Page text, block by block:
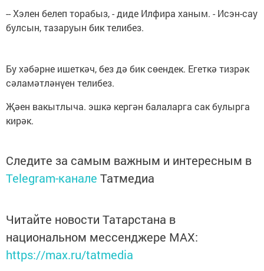
-- Хэлен белеп торабыз, - диде Илфира ханым. - Исэн-сау
булсын, тазаруын бик телибез.
Бу хәбәрне ишеткәч, без дә бик сөендек. Егеткә тизрәк
сәламәтләнүен телибез.
Җәен вакытлыча. эшкә кергән балаларга сак булырга
кирәк.
Следите за самым важным и интересным в
Telegram-канале Татмедиа
Читайте новости Татарстана в
национальном мессенджере MАХ:
https://max.ru/tatmedia